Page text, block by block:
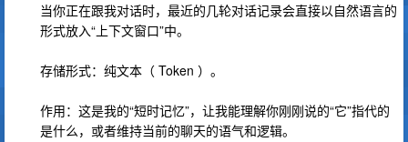
当你正在跟我对话时，最近的几轮对话记录会直接以自然语言的
形式放入“上下文窗口”中。
存储形式：纯文本（ Token ）。
作用：这是我的“短时记忆”，让我能理解你刚刚说的“它”指代的
是什么，或者维持当前的聊天的语气和逻辑。